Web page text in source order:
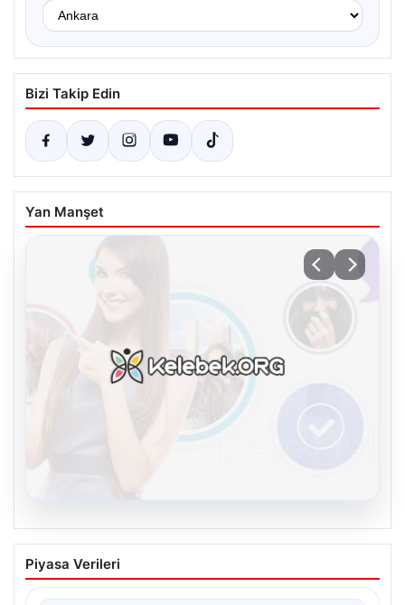
Bizi Takip Edin
Yan Manşet
Kelebek sohbet platformu İle Dijital
İletişimin Güvenli Adresi Ve Chat
Piyasa Verileri